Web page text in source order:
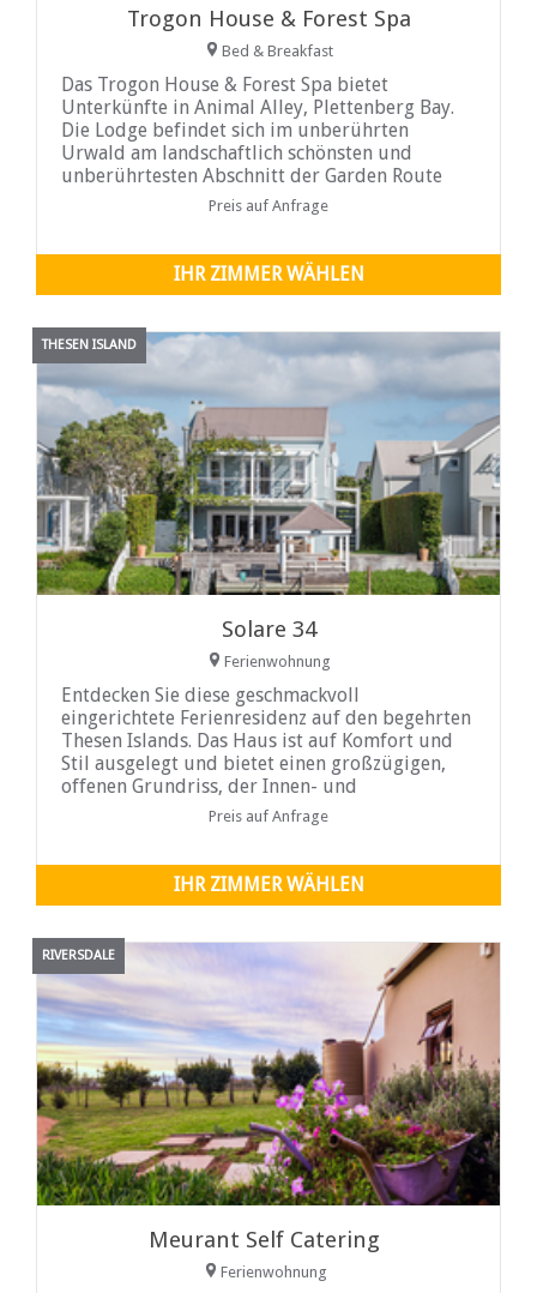
Trogon House & Forest Spa
Bed & Breakfast
Das Trogon House & Forest Spa bietet
Unterkünfte in Animal Alley, Plettenberg Bay.
Die Lodge befindet sich im unberührten
Urwald am landschaftlich schönsten und
unberührtesten Abschnitt der Garden Route
und grenzt an weltbekannte
Touristenattraktionen wie Monkeyland, Birds of
malerische Küstenstadt Plettenberg Bay mit
ihren atemberaubenden, endlosen Stränden,
Köstlichkeiten ist nur 20 Autominuten
entfernt...
Preis auf Anfrage
IHR ZIMMER WÄHLEN
THESEN ISLAND
Solare 34
Ferienwohnung
Entdecken Sie diese geschmackvoll
eingerichtete Ferienresidenz auf den begehrten
Thesen Islands. Das Haus ist auf Komfort und
Stil ausgelegt und bietet einen großzügigen,
offenen Grundriss, der Innen- und
Außenbereich harmonisch miteinander
verbindet. Die moderne Küche ist mit
ausgestattet, während die Innenräume eine
raffinierte
Preis auf Anfrage
IHR ZIMMER WÄHLEN
RIVERSDALE
Meurant Self Catering
Ferienwohnung